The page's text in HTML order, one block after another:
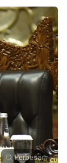
Perbesar